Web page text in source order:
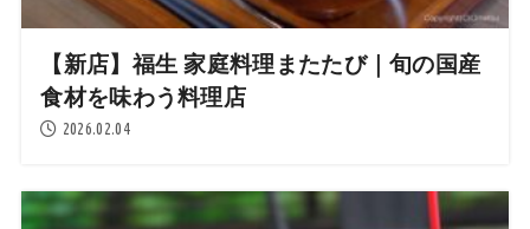
【新店】福生 家庭料理またたび｜旬の国産
食材を味わう料理店
2026.02.04